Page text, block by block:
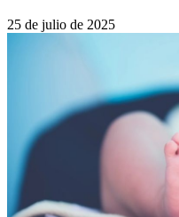
25 de julio de 2025